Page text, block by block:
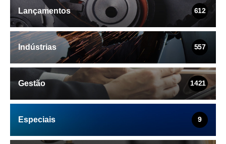
Lançamentos 612
Indústrias 557
Gestão 1421
Especiais 9